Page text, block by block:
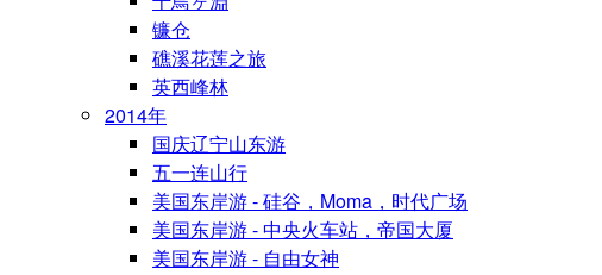
镰仓
礁溪花莲之旅
英西峰林
2014年
国庆辽宁山东游
五一连山行
美国东岸游 - 硅谷，Moma，时代广场
美国东岸游 - 中央火车站，帝国大厦
美国东岸游 - 自由女神